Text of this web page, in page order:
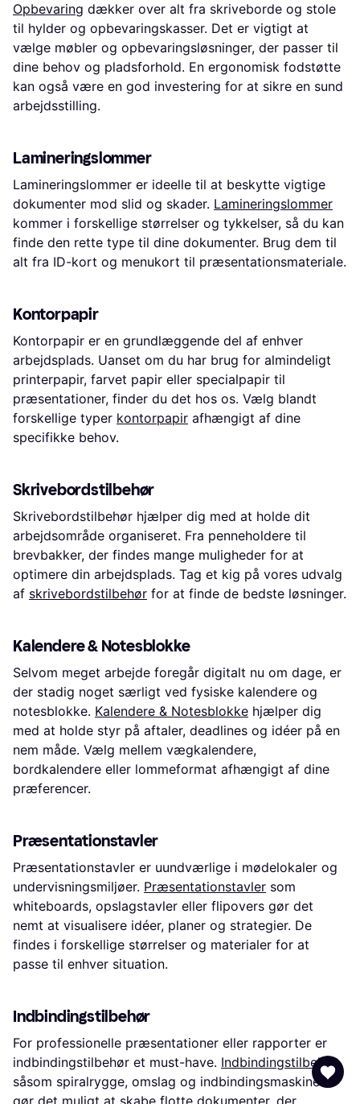
Opbevaring dækker over alt fra skriveborde og stole
til hylder og opbevaringskasser. Det er vigtigt at
vælge møbler og opbevaringsløsninger, der passer til
dine behov og pladsforhold. En ergonomisk fodstøtte
kan også være en god investering for at sikre en sund
arbejdsstilling.
Lamineringslommer
Lamineringslommer er ideelle til at beskytte vigtige
dokumenter mod slid og skader. Lamineringslommer
kommer i forskellige størrelser og tykkelser, så du kan
finde den rette type til dine dokumenter. Brug dem til
alt fra ID-kort og menukort til præsentationsmateriale.
Kontorpapir
Kontorpapir er en grundlæggende del af enhver
arbejdsplads. Uanset om du har brug for almindeligt
printerpapir, farvet papir eller specialpapir til
præsentationer, finder du det hos os. Vælg blandt
forskellige typer kontorpapir afhængigt af dine
specifikke behov.
Skrivebordstilbehør
Skrivebordstilbehør hjælper dig med at holde dit
arbejdsområde organiseret. Fra penneholdere til
brevbakker, der findes mange muligheder for at
optimere din arbejdsplads. Tag et kig på vores udvalg
af skrivebordstilbehør for at finde de bedste løsninger.
Kalendere & Notesblokke
Selvom meget arbejde foregår digitalt nu om dage, er
der stadig noget særligt ved fysiske kalendere og
notesblokke. Kalendere & Notesblokke hjælper dig
med at holde styr på aftaler, deadlines og idéer på en
nem måde. Vælg mellem vægkalendere,
bordkalendere eller lommeformat afhængigt af dine
præferencer.
Præsentationstavler
Præsentationstavler er uundværlige i mødelokaler og
undervisningsmiljøer. Præsentationstavler som
whiteboards, opslagstavler eller flipovers gør det
nemt at visualisere idéer, planer og strategier. De
findes i forskellige størrelser og materialer for at
passe til enhver situation.
Indbindingstilbehør
For professionelle præsentationer eller rapporter er
indbindingstilbehør et must-have. Indbindingstilbehør
såsom spiralrygge, omslag og indbindingsmaskiner